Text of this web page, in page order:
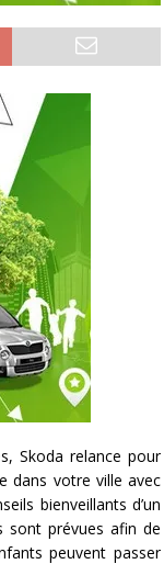
Skoda relance pour
dans votre ville avec
bienveillants d’un
sont prévues afin de
peuvent passer